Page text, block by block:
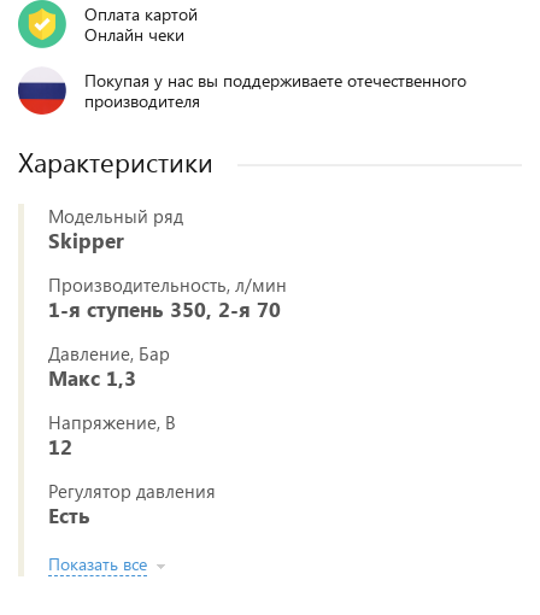
Оплата картой
Онлайн чеки
Покупая у нас вы поддерживаете отечественного
производителя
Характеристики
Модельный ряд
Skipper
Производительность, л/мин
1-я ступень 350, 2-я 70
Давление, Бар
Макс 1,3
Напряжение, В
12
Регулятор давления
Есть
Показать все